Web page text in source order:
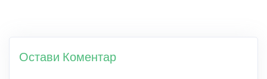
Остави Коментар